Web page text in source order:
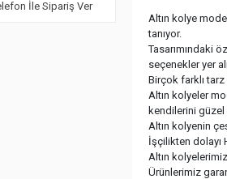
İle Sipariş Ver
Altın kolye
tanıyor.
Tasarımındaki
seçenekler yer
Birçok farklı tarz
Altın kolyeler
kendilerini
Altın kolyenin
İşçilikten dolayı
Altın
Ürünlerimiz